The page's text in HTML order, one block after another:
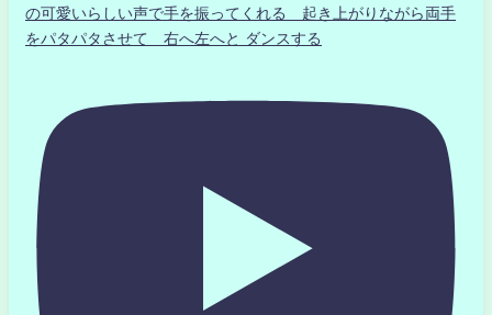
の可愛いらしい声で手を振ってくれる 起き上がりながら両手
をパタパタさせて 右へ左へと ダンスする